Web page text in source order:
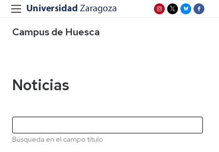
Campus de Huesca
Noticias
Búsqueda en el campo título